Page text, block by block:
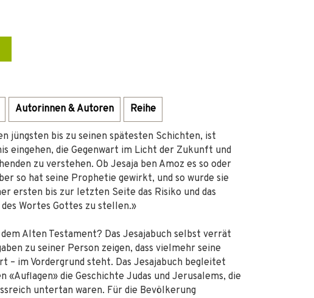
Autorinnen & Autoren Reihe
jüngsten bis zu seinen spätesten Schichten, ist
eingehen, die Gegenwart im Licht der Zukunft und
zu verstehen. Ob Jesaja ben Amoz es so oder
so hat seine Prophetie gewirkt, und so wurde sie
ersten bis zur letzten Seite das Risiko und das
Wortes Gottes zu stellen.»
Alten Testament? Das Jesajabuch selbst verrät
zu seiner Person zeigen, dass vielmehr seine
– im Vordergrund steht. Das Jesajabuch begleitet
die Geschichte Judas und Jerusalems, die
untertan waren. Für die Bevölkerung